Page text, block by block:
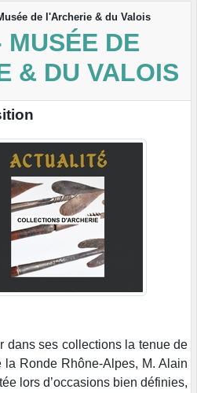
de l'Archerie & du Valois
DE
& DU VALOIS
dans ses collections la tenue de
Ronde Rhône-Alpes, M. Alain
lors d’occasions bien définies,